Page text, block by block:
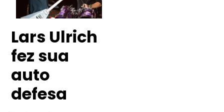
Lars Ulrich
fez sua
auto
defesa